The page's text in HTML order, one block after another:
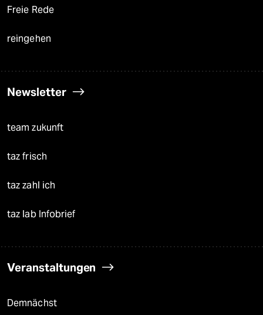
Freie Rede
reingehen
Newsletter
team zukunft
taz frisch
taz zahl ich
taz lab Infobrief
Veranstaltungen
Demnächst